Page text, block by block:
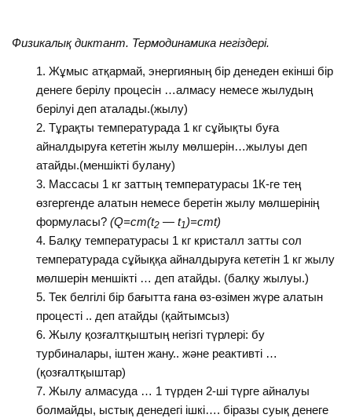
Физикалық диктант. Термодинамика негіздері.
Жұмыс атқармай, энергияның бір денеден екінші бір
денеге берілу процесін …алмасу немесе жылудың
берілуі деп аталады.(жылу)
Тұрақты температурада 1 кг сұйықты буға
айналдыруға кететін жылу мөлшерін…жылуы деп
атайды.(меншікті булану)
Массасы 1 кг заттың температурасы 1К-ге тең
өзгергенде алатын немесе беретін жылу мөлшерінің
формуласы? (Q=cm(t2— t1)=cmt)
Балқу температурасы 1 кг кристалл затты сол
температурада сұйыққа айналдыруға кететін 1 кг жылу
мөлшерін меншікті … деп атайды. (балқу жылуы.)
Тек белгілі бір бағытта ғана өз-өзімен жүре алатын
процесті .. деп атайды (қайтымсыз)
Жылу қозғалтқыштың негізгі түрлері: бу
турбиналары, іштен жану.. және реактивті …
(қозғалтқыштар)
Жылу алмасуда … 1 түрден 2-ші түрге айналуы
болмайды, ыстық денедегі ішкі…. біразы суық денеге